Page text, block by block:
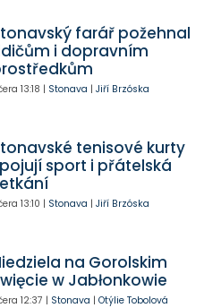
farář požehnal
i dopravním
13:18 | Stonava | Jiří Brzóska
tenisové kurty
sport i přátelská
13:10 | Stonava | Jiří Brzóska
na Gorolskim
w Jabłonkowie
12:37 | Stonava | Otýlie Tobolová